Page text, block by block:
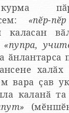
«пӗр-
каласан
«пупра,
ӑнлантарса
халӑх
вара ҫав
каланӑ